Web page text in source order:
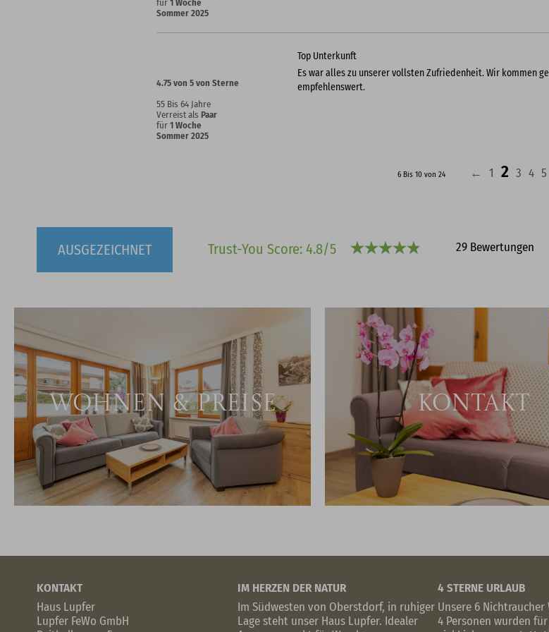
für 1 Woche
Sommer 2025
4.75 von 5 von Sterne
55 Bis 64 Jahre
Verreist als Paar
für 1 Woche
Sommer 2025
Top Unterkunft
Es war alles zu unserer vollsten Zufriedenheit. Wir kommen
empfehlenswert.
6 Bis 10 von 24 ← 1 2 3 4 5
AUSGEZEICHNET Trust-You Score: 4.8/5 29 Bewertungen
WOHNEN & PREISE KONTAKT
KONTAKT
Haus Lupfer
Lupfer FeWo GmbH
IM HERZEN DER NATUR
Im Südwesten von Oberstdorf, in ruhiger
Lage steht unser Haus Lupfer. Idealer
4 STERNE URLAUB
Unsere 6
4 Personen wurden